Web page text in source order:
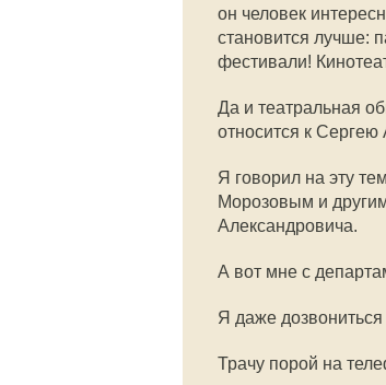
он человек
становится лучше:
фестивали!
Да и театральная
относится к Сергею
Я говорил на эту
Морозовым и
Александровича.
А вот мне с
Я даже дозвониться
Трачу порой на